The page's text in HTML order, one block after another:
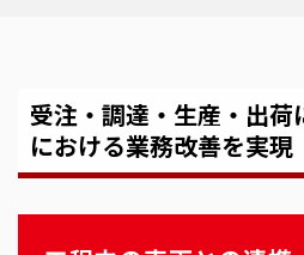
受注・調達・生産・出荷
における業務改善を実現